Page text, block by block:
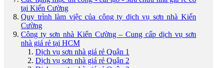
tại Kiến Cường
Quy trình làm việc của công ty dịch vụ sơn nhà Kiến
Cường
Công ty sơn nhà Kiến Cường – Cung cấp dịch vụ sơn
nhà giá rẻ tại HCM
Dịch vụ sơn nhà giá rẻ Quận 1
Dịch vụ sơn nhà giá rẻ Quận 2